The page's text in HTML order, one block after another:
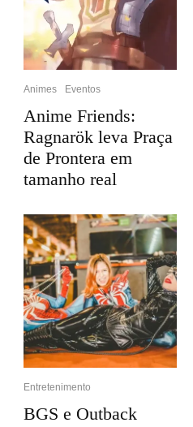
Animes Eventos
Anime Friends:
Ragnarök leva Praça
de Prontera em
tamanho real
Entretenimento
BGS e Outback